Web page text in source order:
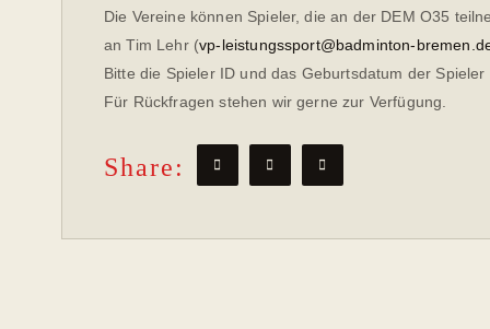
Die Vereine können Spieler, die an der DEM O35
an Tim Lehr (vp-leistungssport@badminton-
Bitte die Spieler ID und das Geburtsdatum der
Für Rückfragen stehen wir gerne zur Verfügung.
Share: